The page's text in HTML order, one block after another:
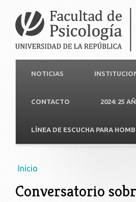
NOTICIAS
CONTACTO 2024: 25
LÍNEA DE ESCUCHA PARA
Usted está aquí
Inicio
Conversatorio